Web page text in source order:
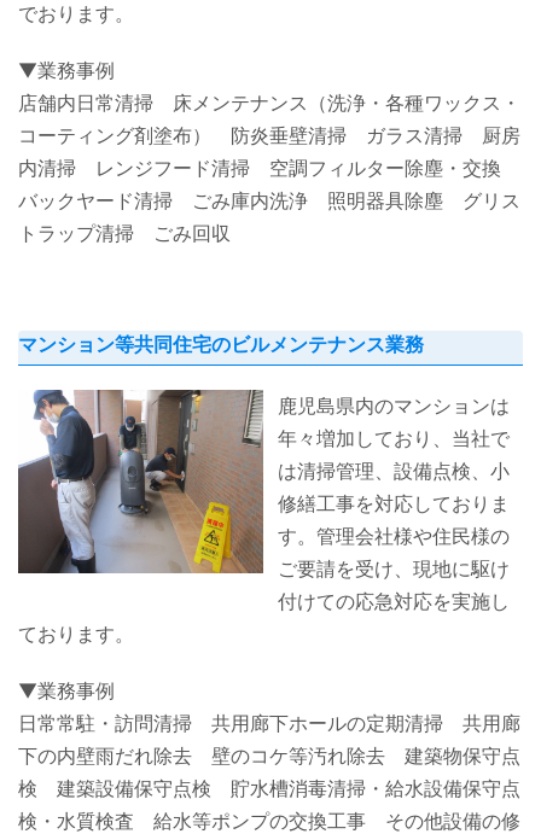
でおります。
▼業務事例
店舗内日常清掃 床メンテナンス（洗浄・各種ワックス・
コーティング剤塗布） 防炎垂壁清掃 ガラス清掃 厨房
内清掃 レンジフード清掃 空調フィルター除塵・交換
バックヤード清掃 ごみ庫内洗浄 照明器具除塵 グリス
トラップ清掃 ごみ回収
マンション等共同住宅のビルメンテナンス業務
鹿児島県内のマンションは
年々増加しており、当社で
は清掃管理、設備点検、小
修繕工事を対応しておりま
す。管理会社様や住民様の
ご要請を受け、現地に駆け
付けての応急対応を実施し
ております。
▼業務事例
日常常駐・訪問清掃 共用廊下ホールの定期清掃 共用廊
下の内壁雨だれ除去 壁のコケ等汚れ除去 建築物保守点
検 建築設備保守点検 貯水槽消毒清掃・給水設備保守点
検・水質検査 給水等ポンプの交換工事 その他設備の修